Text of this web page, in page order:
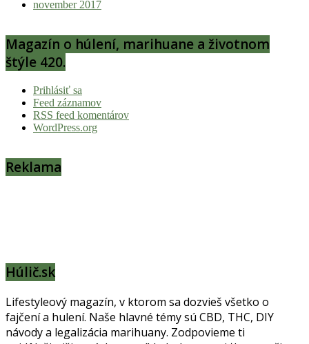
november 2017
Magazín o húlení, marihuane a životnom
štýle 420.
Prihlásiť sa
Feed záznamov
RSS feed komentárov
WordPress.org
Reklama
Húlič.sk
Lifestyleový magazín, v ktorom sa dozvieš všetko o
fajčení a hulení. Naše hlavné témy sú CBD, THC, DIY
návody a legalizácia marihuany. Zodpovieme ti